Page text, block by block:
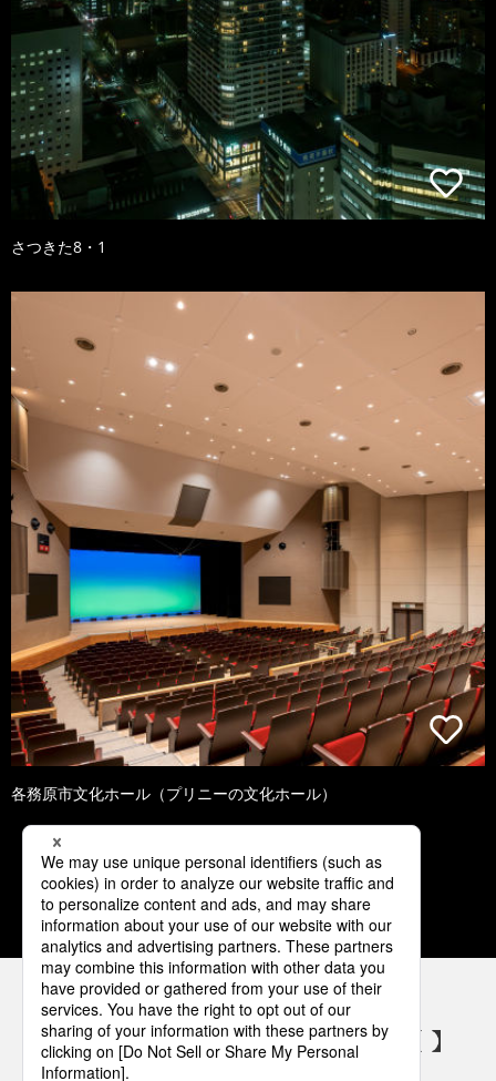
さつきた8・1
各務原市文化ホール（プリニーの文化ホール）
1 2 3 4 5
パナソニックの電気設備 SNSアカウント